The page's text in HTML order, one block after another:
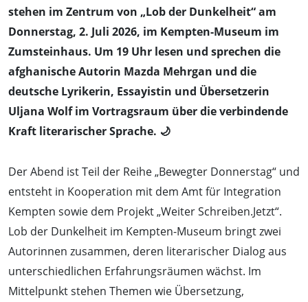
stehen im Zentrum von „Lob der Dunkelheit“ am
Donnerstag, 2. Juli 2026, im Kempten-Museum im
Zumsteinhaus. Um 19 Uhr lesen und sprechen die
afghanische Autorin Mazda Mehrgan und die
deutsche Lyrikerin, Essayistin und Übersetzerin
Uljana Wolf im Vortragsraum über die verbindende
Kraft literarischer Sprache. 🌙
Der Abend ist Teil der Reihe „Bewegter Donnerstag“ und
entsteht in Kooperation mit dem Amt für Integration
Kempten sowie dem Projekt „Weiter Schreiben.Jetzt“.
Lob der Dunkelheit im Kempten-Museum bringt zwei
Autorinnen zusammen, deren literarischer Dialog aus
unterschiedlichen Erfahrungsräumen wächst. Im
Mittelpunkt stehen Themen wie Übersetzung,